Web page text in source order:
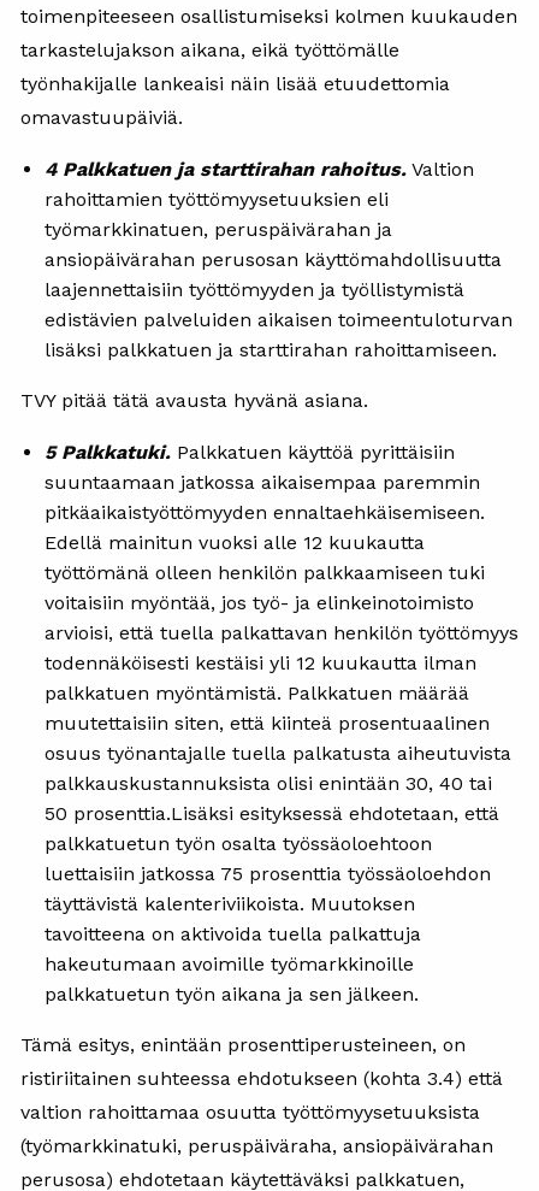
toimenpiteeseen osallistumiseksi kolmen kuukauden
tarkastelujakson aikana, eikä työttömälle
työnhakijalle lankeaisi näin lisää etuudettomia
omavastuupäiviä.
4 Palkkatuen ja starttirahan rahoitus. Valtion
rahoittamien työttömyysetuuksien eli
työmarkkinatuen, peruspäivärahan ja
ansiopäivärahan perusosan käyttömahdollisuutta
laajennettaisiin työttömyyden ja työllistymistä
edistävien palveluiden aikaisen toimeentuloturvan
lisäksi palkkatuen ja starttirahan rahoittamiseen.
TVY pitää tätä avausta hyvänä asiana.
5 Palkkatuki. Palkkatuen käyttöä pyrittäisiin
suuntaamaan jatkossa aikaisempaa paremmin
pitkäaikaistyöttömyyden ennaltaehkäisemiseen.
Edellä mainitun vuoksi alle 12 kuukautta
työttömänä olleen henkilön palkkaamiseen tuki
voitaisiin myöntää, jos työ- ja elinkeinotoimisto
arvioisi, että tuella palkattavan henkilön työttömyys
todennäköisesti kestäisi yli 12 kuukautta ilman
palkkatuen myöntämistä. Palkkatuen määrää
muutettaisiin siten, että kiinteä prosentuaalinen
osuus työnantajalle tuella palkatusta aiheutuvista
palkkauskustannuksista olisi enintään 30, 40 tai
50 prosenttia.Lisäksi esityksessä ehdotetaan, että
palkkatuetun työn osalta työssäoloehtoon
luettaisiin jatkossa 75 prosenttia työssäoloehdon
täyttävistä kalenteriviikoista. Muutoksen
tavoitteena on aktivoida tuella palkattuja
hakeutumaan avoimille työmarkkinoille
palkkatuetun työn aikana ja sen jälkeen.
Tämä esitys, enintään prosenttiperusteineen, on
ristiriitainen suhteessa ehdotukseen (kohta 3.4) että
valtion rahoittamaa osuutta työttömyysetuuksista
(työmarkkinatuki, peruspäiväraha, ansiopäivärahan
perusosa) ehdotetaan käytettäväksi palkkatuen,